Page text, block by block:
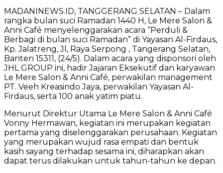
MADANINEWS.ID, TANGGERANG SELATAN – Dalam
rangka bulan suci Ramadan 1440 H, Le Mere Salon &
Anni Café menyelenggarakan acara “Perduli &
Berbagi di bulan suci Ramadan” di Yayasan Al-Firdaus,
Kp. Jalatreng, Jl, Raya Serpong , Tangerang Selatan,
Banten 15311, (24/5). Dalam acara yang disponsori oleh
JHL GROUP ini, hadir Jajaran Eksekutif dan karyawan
Le Mere Salon & Anni Café, perwakilan management
PT. Veeh Kreasindo Jaya, perwakilan Yayasan Al-
Firdaus, serta 100 anak yatim piatu.
Menurut Direktur Utama Le Mere Salon & Anni Café
Vonny Hermawan, kegiatan ini merupakan kegiatan
pertama yang diselenggarakan perusahaan. Kegiatan
yang merupakan wujud rasa empati dan bentuk
kasih sayang terhadap sesama ini, diharapkan akan
dapat terus dilakukan untuk tahun-tahun ke depan.